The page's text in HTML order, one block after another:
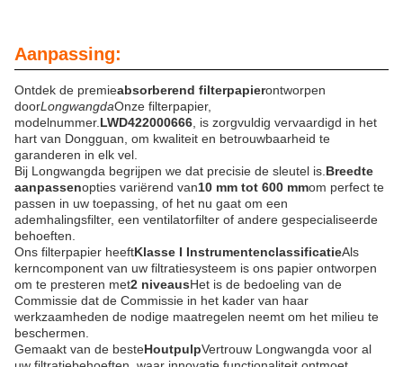
Aanpassing:
Ontdek de premieabsorberend filterpapierontworpen
doorLongwangdaOnze filterpapier,
modelnummer. LWD422000666 , is zorgvuldig vervaardigd in het
hart van Dongguan, om kwaliteit en betrouwbaarheid te
garanderen in elk vel.
Bij Longwangda begrijpen we dat precisie de sleutel is. Breedte
aanpassenopties variërend van10 mm tot 600 mmom perfect te
passen in uw toepassing, of het nu gaat om een
ademhalingsfilter, een ventilatorfilter of andere gespecialiseerde
behoeften.
Ons filterpapier heeftKlasse I InstrumentenclassificatieAls
kerncomponent van uw filtratiesysteem is ons papier ontworpen
om te presteren met2 niveausHet is de bedoeling van de
Commissie dat de Commissie in het kader van haar
werkzaamheden de nodige maatregelen neemt om het milieu te
beschermen.
Gemaakt van de besteHoutpulpVertrouw Longwangda voor al